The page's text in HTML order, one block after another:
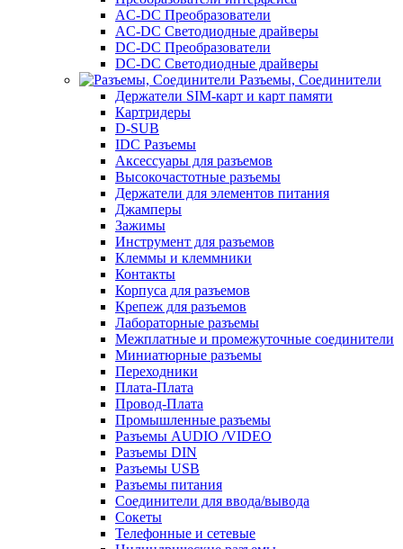
AC-DC Преобразователи
AC-DC Светодиодные драйверы
DC-DC Преобразователи
DC-DC Светодиодные драйверы
Разъемы, Соединители
Держатели SIM-карт и карт памяти
Картридеры
D-SUB
IDC Разъемы
Аксессуары для разъемов
Высокочастотные разъемы
Держатели для элементов питания
Джамперы
Зажимы
Инструмент для разъемов
Клеммы и клеммники
Контакты
Корпуса для разъемов
Крепеж для разъемов
Лабораторные разъемы
Межплатные и промежуточные соединители
Миниатюрные разъемы
Переходники
Плата-Плата
Провод-Плата
Промышленные разъемы
Разъемы AUDIO /VIDEO
Разъемы DIN
Разъемы USB
Разъемы питания
Соединители для ввода/вывода
Сокеты
Телефонные и сетевые